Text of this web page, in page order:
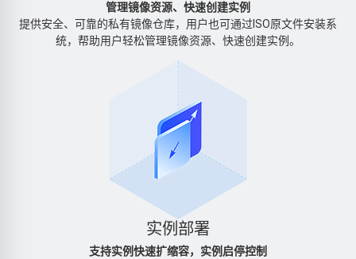
管理镜像资源、快速创建实例
提供安全、可靠的私有镜像仓库，用户也可通过ISO原文件安装系
统，帮助用户轻松管理镜像资源、快速创建实例。
实例部署
支持实例快速扩缩容，实例启停控制